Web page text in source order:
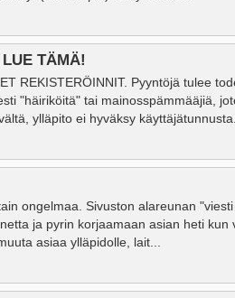
TÄMÄ!
REKISTERÖINNIT. Pyyntöjä tulee
"häiriköitä" tai mainosspämmääjiä,
ylläpito ei hyväksy käyttäjätunnusta.
ongelmaa. Sivuston alareunan
ja pyrin korjaamaan asian heti kun
asiaa ylläpidolle, lait...